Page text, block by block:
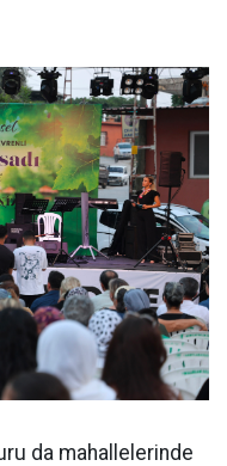
da mahallelerinde